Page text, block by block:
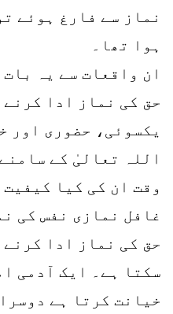
نماز سے فارغ ہوئے
ہوا تھا۔
ان واقعات سے یہ بات
حق کی نماز ادا
یکسوئی، حضوری اور
اللہ تعالیٰ کے
وقت ان کی کیا کیفیت
غافل نمازی نفس کی
حق کی نماز ادا
سکتا ہے۔ ایک آدمی
خیانت کرتا ہے